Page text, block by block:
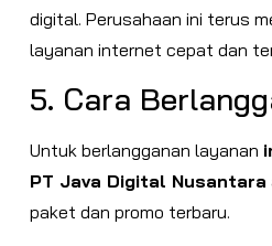
digital. Perusahaan ini terus
layanan internet cepat dan
5. Cara
Untuk berlangganan layanan
PT Java Digital Nusantara
paket dan promo terbaru.